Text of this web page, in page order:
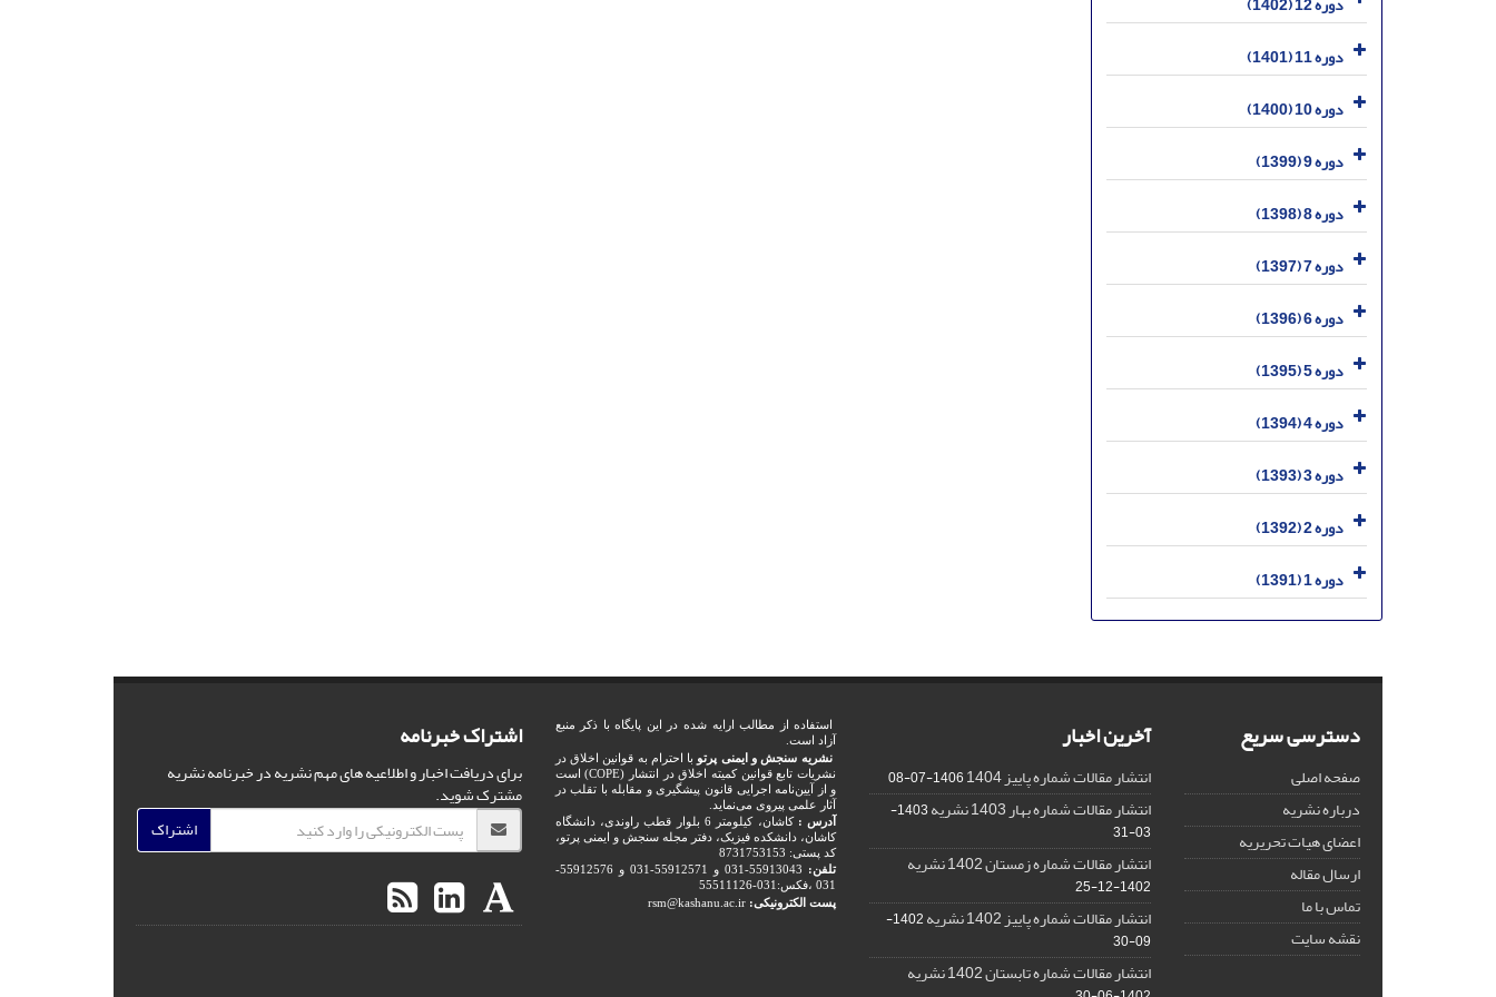
دوره 11 (1401)
دوره 10 (1400)
دوره 9 (1399)
دوره 8 (1398)
دوره 7 (1397)
دوره 6 (1396)
دوره 5 (1395)
دوره 4 (1394)
دوره 3 (1393)
دوره 2 (1392)
دوره 1 (1391)
دسترسی سریع
صفحه اصلی
درباره نشریه
اعضای هیات تحریریه
ارسال مقاله
تماس با ما
نقشه سایت
آخرین اخبار
انتشار مقالات شماره پاییز 1404 1406-07-08
انتشار مقالات شماره بهار 1403 نشریه
1403-
03-31
انتشار مقالات شماره زمستان 1402 نشریه
1402-12-25
انتشار مقالات شماره پاییز 1402 نشریه
1402-
09-30
انتشار مقالات شماره تابستان 1402 نشریه
استفاده از مطالب ارایه شده در این پایگاه با ذکر منبع
آزاد است.
نشریه سنجش و ایمنی پرتو با احترام به قوانین اخلاق در
نشریات تابع قوانین کمیته اخلاق در انتشار (COPE) است
و از آیین‌نامه اجرایی قانون پیشگیری و مقابله با تقلب در
آثار علمی پیروی می‌نماید.
آدرس :
کاشان، کیلومتر 6 بلوار قطب راوندی، دانشگاه
کاشان، دانشکده فیزیک، دفتر مجله سنجش و ایمنی پرتو،
کد پستی: 8731753153
تلفن:
55913043-031 و 55912571-031 و 55912576-
031 ،فکس:031-55511126
پست الکترونیکی: rsm@kashanu.ac.ir
اشتراک خبرنامه
برای دریافت اخبار و اطلاعیه های مهم نشریه در خبرنامه نشریه
مشترک شوید.
اشتراک